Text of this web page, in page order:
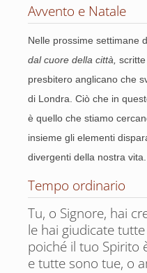
di coloro che hanno fatto
con tutta la loro esistenza
Febbraio
Giorno per giorno le
di coloro che hanno fatto
con tutta la loro esistenza
Marzo
Avvento e Natale
Nelle prossime settimane
dal cuore della città,
presbitero anglicano che
di Londra. Ciò che in
è quello che stiamo
insieme gli elementi
divergenti della nostra vita.
Tempo ordinario
Tu, o Signore, hai
le hai giudicate
poiché il tuo Spirito
e tutte sono tue, o